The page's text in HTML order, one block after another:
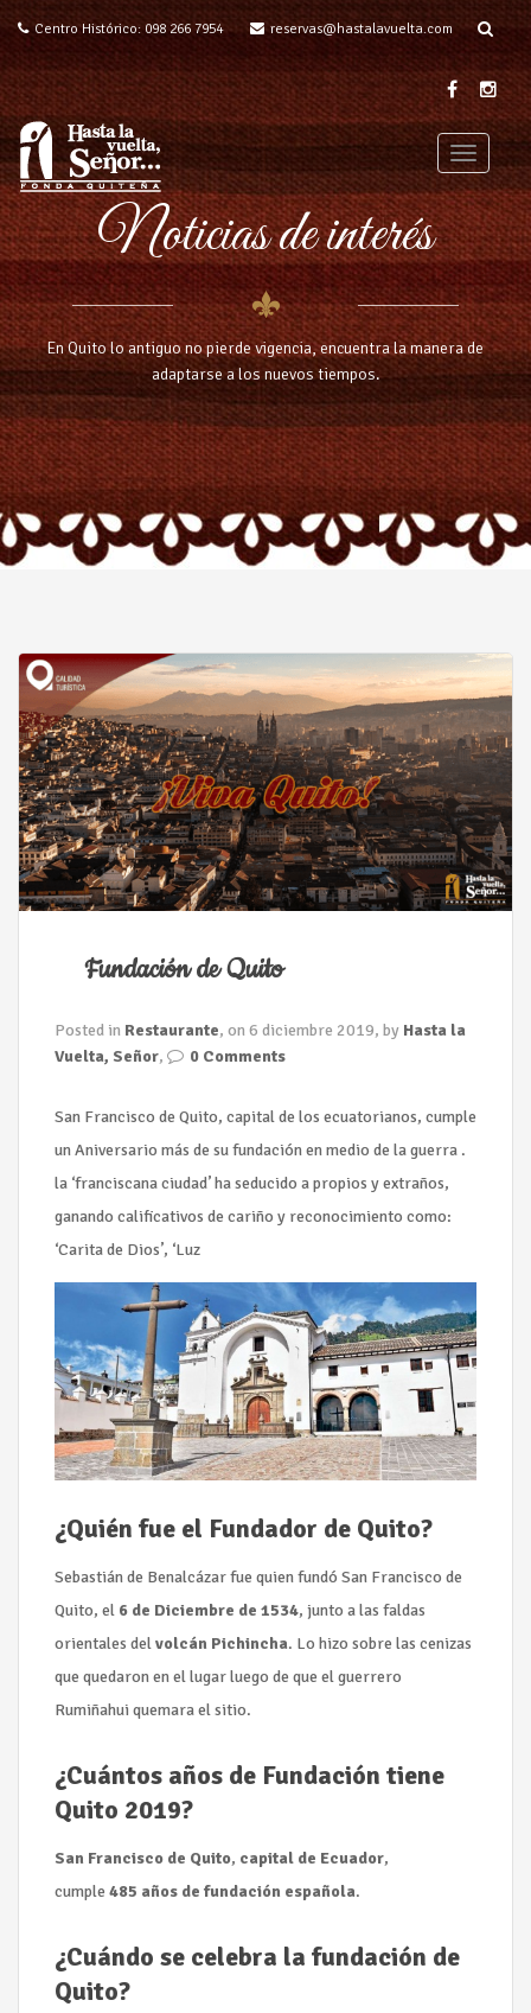
Centro Histórico: 098 266 7954 reservas@hastalavuelta.com
T
o
g
g
l
e
n
a
v
g
a
t
i
o
n
Noticias de interés
En Quito lo antiguo no pierde vigencia, encuentra la manera de
adaptarse a los nuevos tiempos.
Fundación de Quito
Posted in Restaurante, on 6 diciembre 2019, by Hasta la
Vuelta, Señor, 0 Comments
San Francisco de Quito, capital de los ecuatorianos, cumple
un Aniversario más de su fundación en medio de la guerra .
la ‘franciscana ciudad’ ha seducido a propios y extraños,
ganando calificativos de cariño y reconocimiento como:
‘Carita de Dios’, ‘Luz
¿Quién fue el Fundador de Quito?
Sebastián de Benalcázar fue quien fundó San Francisco de
Quito, el 6 de Diciembre de 1534, junto a las faldas
orientales delvolcán Pichincha. Lo hizo sobre las cenizas
que quedaron en el lugar luego de que el guerrero
Rumiñahui quemara el sitio.
¿Cuántos años de Fundación tiene
Quito 2019?
San Francisco de Quito, capital de Ecuador,
cumple 485 años de fundación española.
¿Cuándo se celebra la fundación de
Quito?